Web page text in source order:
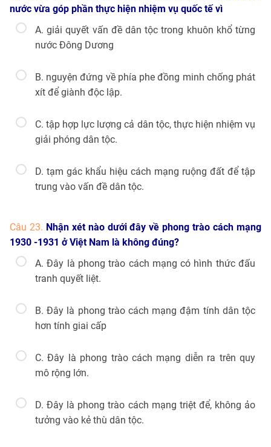
nước vừa góp phần thực hiện nhiệm vụ quốc tế vì
A. giải quyết vấn đề dân tộc trong khuôn khổ từng
nước Đông Dương
B. nguyện đứng về phía phe đồng minh chống phát
xít để giành độc lập.
C. tập hợp lực lượng cả dân tộc, thực hiện nhiệm vụ
giải phóng dân tộc.
D. tạm gác khẩu hiệu cách mạng ruộng đất để tập
trung vào vấn đề dân tộc.
Câu 23. Nhận xét nào dưới đây về phong trào cách mạng
1930 -1931 ở Việt Nam là không đúng?
A. Đây là phong trào cách mạng có hình thức đấu
tranh quyết liệt.
B. Đây là phong trào cách mạng đậm tính dân tộc
hơn tính giai cấp
C. Đây là phong trào cách mạng diễn ra trên quy
mô rộng lớn.
D. Đây là phong trào cách mạng triệt để, không ảo
tưởng vào kẻ thù dân tộc.